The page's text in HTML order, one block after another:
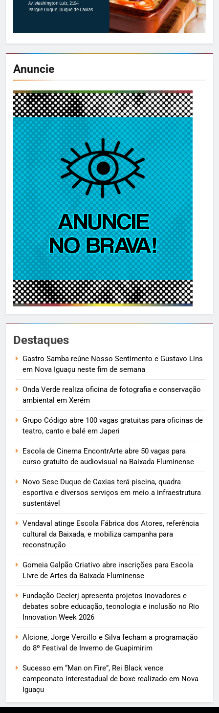
Anuncie
Destaques
Gastro Samba reúne Nosso Sentimento e Gustavo Lins
em Nova Iguaçu neste fim de semana
Onda Verde realiza oficina de fotografia e conservação
ambiental em Xerém
Grupo Código abre 100 vagas gratuitas para oficinas de
teatro, canto e balé em Japeri
Escola de Cinema EncontrArte abre 50 vagas para
curso gratuito de audiovisual na Baixada Fluminense
Novo Sesc Duque de Caxias terá piscina, quadra
esportiva e diversos serviços em meio a infraestrutura
sustentável
Vendaval atinge Escola Fábrica dos Atores, referência
cultural da Baixada, e mobiliza campanha para
reconstrução
Gomeia Galpão Criativo abre inscrições para Escola
Livre de Artes da Baixada Fluminense
Fundação Cecierj apresenta projetos inovadores e
debates sobre educação, tecnologia e inclusão no Rio
Innovation Week 2026
Alcione, Jorge Vercillo e Silva fecham a programação
do 8º Festival de Inverno de Guapimirim
Sucesso em “Man on Fire”, Rei Black vence
campeonato interestadual de boxe realizado em Nova
Iguaçu